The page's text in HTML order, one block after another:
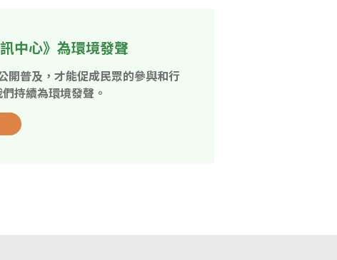
中心》為環境發聲
開普及，才能促成民眾的參與和行
持續為環境發聲。